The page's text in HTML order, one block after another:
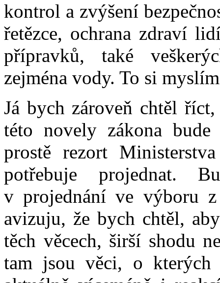
kontrol a zvýšení
řetězce, ochrana zdraví
přípravků, také
zejména vody. To si
Já bych zároveň chtěl
této novely zákona
prostě rezort
potřebuje projednat.
v projednání ve výboru
avizuju, že bych chtěl,
těch věcech, širší shodu
tam jsou věci, o kterých